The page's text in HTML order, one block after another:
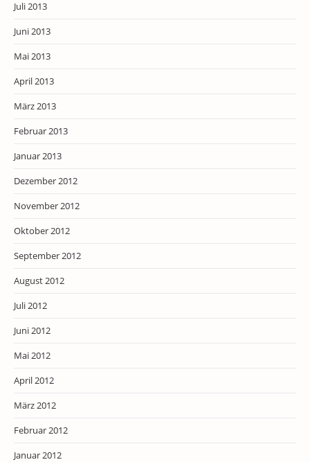
Juli 2013
Juni 2013
Mai 2013
April 2013
März 2013
Februar 2013
Januar 2013
Dezember 2012
November 2012
Oktober 2012
September 2012
August 2012
Juli 2012
Juni 2012
Mai 2012
April 2012
März 2012
Februar 2012
Januar 2012